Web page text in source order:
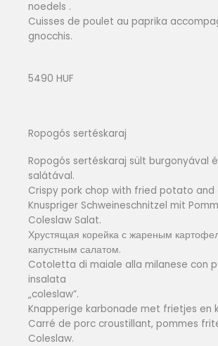
noedels .
Cuisses de poulet au paprika
gnocchis.
5490 HUF
Ropogós sertéskaraj
Ropogós sertéskaraj sült burgonyával
salátával.
Crispy pork chop with fried potato and
Knuspriger Schweineschnitzel mit
Coleslaw Salat.
Хрустящая корейка с жареным
капустным салатом.
Cotoletta di maiale alla milanese con
insalata
„coleslaw”.
Knapperige karbonade met frietjes en
Carré de porc croustillant, pommes
Coleslaw.